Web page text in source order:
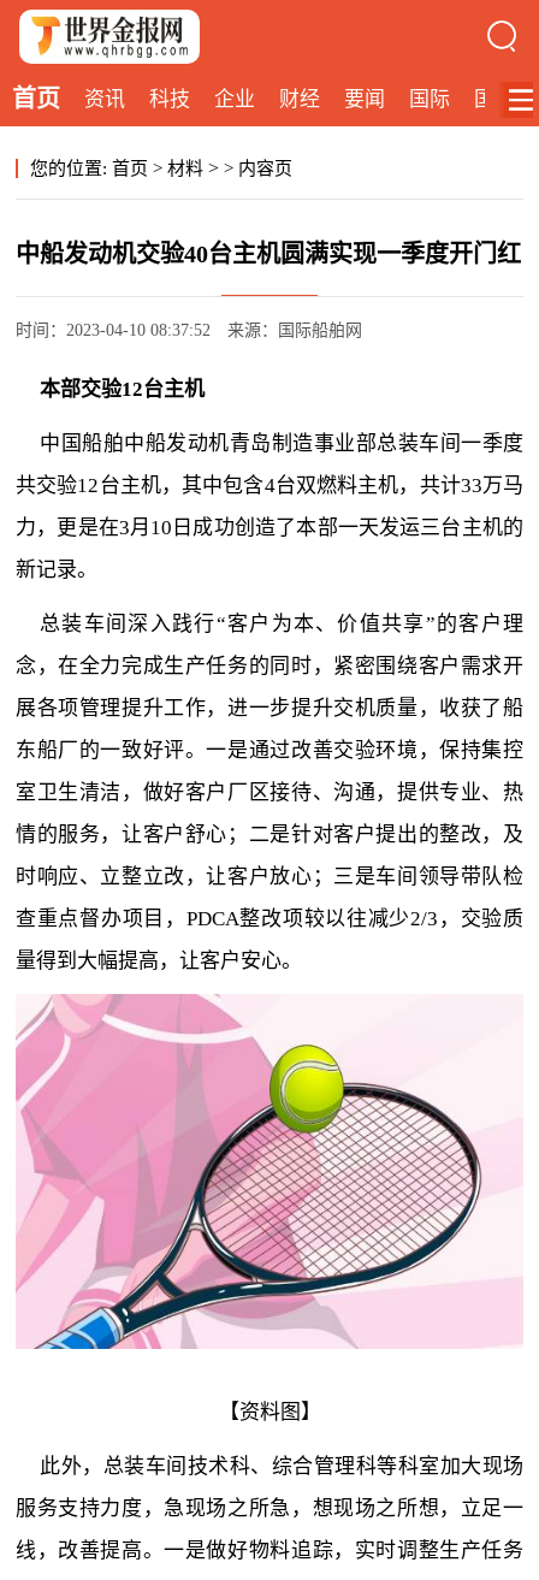
首页 资讯 科技 企业 财经 要闻 国际 国内
您的位置: 首页 > 材料 > > 内容页
中船发动机交验40台主机圆满实现一季度开门红
时间：2023-04-10 08:37:52 来源：国际船舶网
本部交验12台主机
中国船舶中船发动机青岛制造事业部总装车间一季度
共交验12台主机，其中包含4台双燃料主机，共计33万马
力，更是在3月10日成功创造了本部一天发运三台主机的
新记录。
总装车间深入践行“客户为本、价值共享”的客户理
念，在全力完成生产任务的同时，紧密围绕客户需求开
展各项管理提升工作，进一步提升交机质量，收获了船
东船厂的一致好评。一是通过改善交验环境，保持集控
室卫生清洁，做好客户厂区接待、沟通，提供专业、热
情的服务，让客户舒心；二是针对客户提出的整改，及
时响应、立整立改，让客户放心；三是车间领导带队检
查重点督办项目，PDCA整改项较以往减少2/3，交验质
量得到大幅提高，让客户安心。
【资料图】
此外，总装车间技术科、综合管理科等科室加大现场
服务支持力度，急现场之所急，想现场之所想，立足一
线，改善提高。一是做好物料追踪，实时调整生产任务